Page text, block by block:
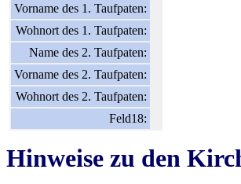
Vorname des 1. Taufpaten:
Wohnort des 1. Taufpaten:
Name des 2. Taufpaten:
Vorname des 2. Taufpaten:
Wohnort des 2. Taufpaten:
Feld18:
Hinweise zu den